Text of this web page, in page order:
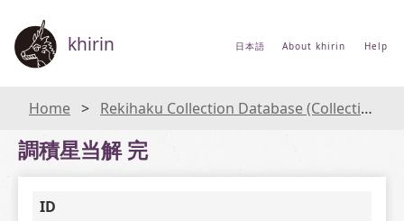
khirin 日本語 About khirin Help
Home Rekihaku Collection Database (Collections Database of the National Museum of Japanese History)
調積星当解 完
ID